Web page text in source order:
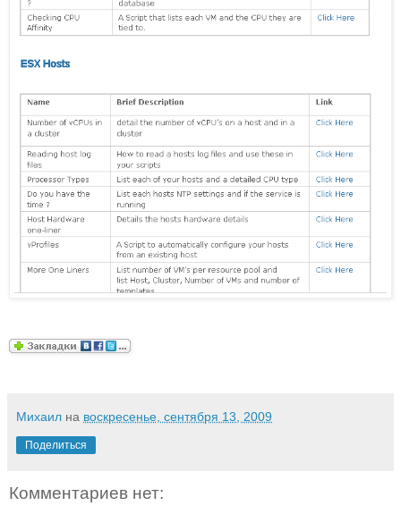
Михаил на воскресенье, сентября 13, 2009
Поделиться
Комментариев нет: